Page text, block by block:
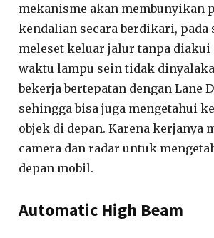
mekanisme akan membunyikan
kendalian secara berdikari, pada
meleset keluar jalur tanpa diakui
waktu lampu sein tidak
bekerja bertepatan dengan Lane
sehingga bisa juga mengetahui
objek di depan. Karena kerjanya
camera dan radar untuk
depan mobil.
Automatic High Beam